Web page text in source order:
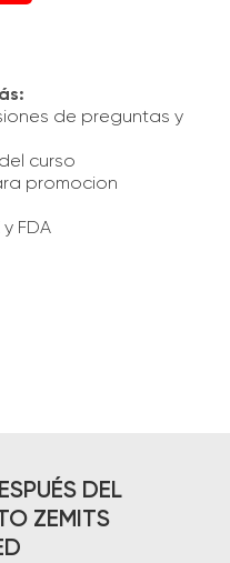
de preguntas y
curso
promocion
FDA
DEL
ZEMITS